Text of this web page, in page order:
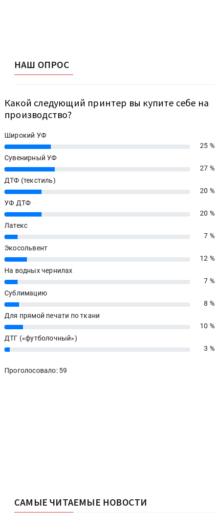
НАШ ОПРОС
Какой следующий принтер вы купите себе на
производство?
Широкий УФ
25%
25 %
Сувенирный УФ
27%
27 %
ДТФ (текстиль)
20%
20 %
УФ ДТФ
20%
20 %
Латекс
7%
7 %
Экосольвент
12%
12 %
На водных чернилах
7%
7 %
Сублимацию
8%
8 %
Для прямой печати по ткани
10%
10 %
ДТГ («футболочный»)
3% 3 %
Проголосовало: 59
САМЫЕ ЧИТАЕМЫЕ НОВОСТИ